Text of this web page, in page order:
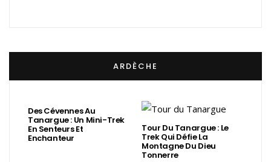
ARDÈCHE
Des Cévennes Au
Tanargue : Un Mini-Trek
En Senteurs Et
Enchanteur
Tour Du Tanargue : Le
Trek Qui Défie La
Montagne Du Dieu
Tonnerre